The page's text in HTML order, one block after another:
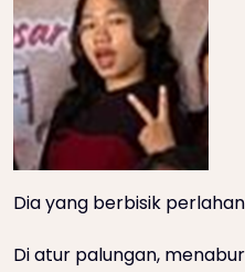
Dia yang berbisik
Di atur palungan,